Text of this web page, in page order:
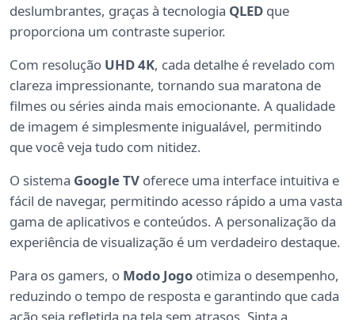
deslumbrantes, graças à tecnologia QLED que
proporciona um contraste superior.
Com resolução UHD 4K, cada detalhe é revelado com
clareza impressionante, tornando sua maratona de
filmes ou séries ainda mais emocionante. A qualidade
de imagem é simplesmente inigualável, permitindo
que você veja tudo com nitidez.
O sistema Google TV oferece uma interface intuitiva e
fácil de navegar, permitindo acesso rápido a uma vasta
gama de aplicativos e conteúdos. A personalização da
experiência de visualização é um verdadeiro destaque.
Para os gamers, o Modo Jogo otimiza o desempenho,
reduzindo o tempo de resposta e garantindo que cada
ação seja refletida na tela sem atrasos. Sinta a